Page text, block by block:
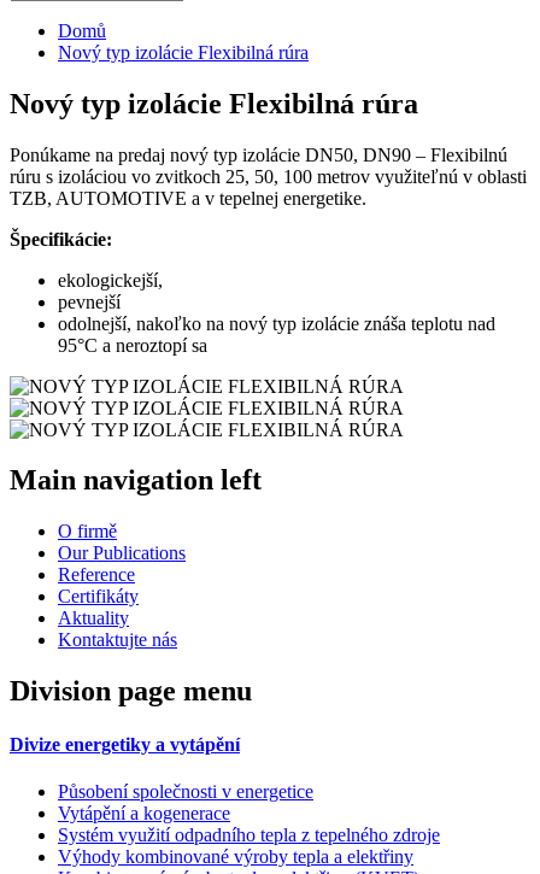
Domů
Nový typ izolácie Flexibilná rúra
Nový typ izolácie Flexibilná rúra
Ponúkame na predaj nový typ izolácie DN50, DN90 – Flexibilnú
rúru s izoláciou vo zvitkoch 25, 50, 100 metrov využiteľnú v oblasti
TZB, AUTOMOTIVE a v tepelnej energetike.
Špecifikácie:
ekologickejší,
pevnejší
odolnejší, nakoľko na nový typ izolácie znáša teplotu nad
95°C a neroztopí sa
Main navigation left
O firmě
Our Publications
Reference
Certifikáty
Aktuality
Kontaktujte nás
Division page menu
Divize energetiky a vytápění
Působení společnosti v energetice
Vytápění a kogenerace
Systém využití odpadního tepla z tepelného zdroje
Výhody kombinované výroby tepla a elektřiny